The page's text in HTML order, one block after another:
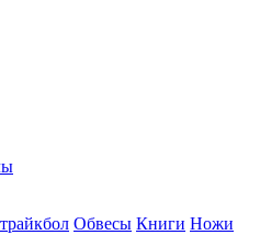
Обвесы Книги Ножи